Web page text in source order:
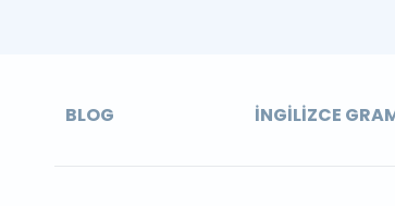
BLOG İNGILIZCE